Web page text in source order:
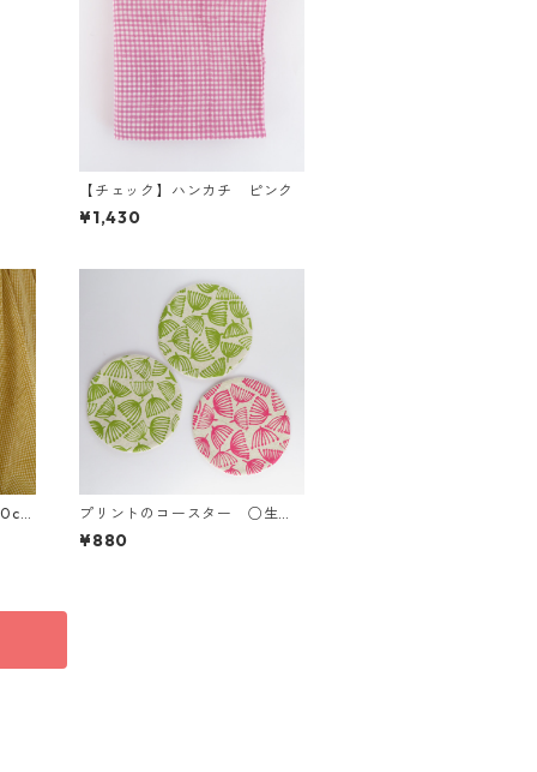
【チェック】ハンカチ ピンク
¥1,430
プリントのコースター ○生成
り
¥880